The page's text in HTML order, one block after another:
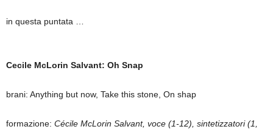
in questa puntata …
Cecile McLorin Salvant: Oh Snap
brani: Anything but now, Take this stone, On shap
formazione: Cécile McLorin Salvant, voce (1-12), sintetizzatori (1,